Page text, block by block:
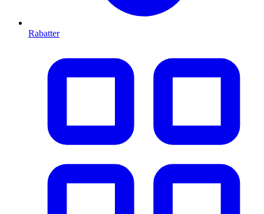
Rabatter